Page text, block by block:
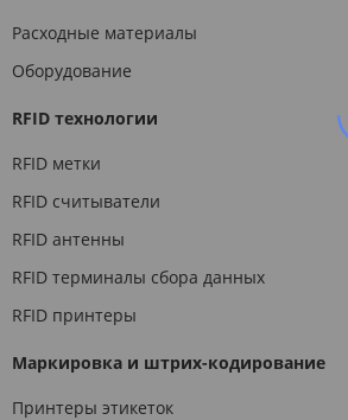
Расходные материалы
Оборудование
RFID технологии
RFID метки
RFID считыватели
RFID антенны
RFID терминалы сбора данных
RFID принтеры
Маркировка и штрих-кодирование
Принтеры этикеток